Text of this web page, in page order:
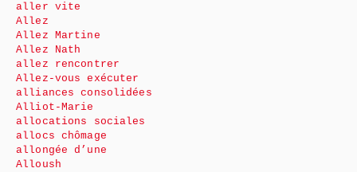
aller vite
Allez
Allez Martine
Allez Nath
allez rencontrer
Allez-vous exécuter
alliances consolidées
Alliot-Marie
allocations sociales
allocs chômage
allongée d’une
Alloush